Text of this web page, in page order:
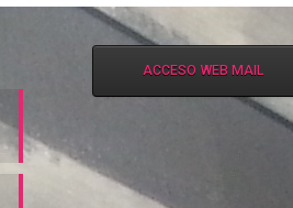
ACCESO WEB MAIL